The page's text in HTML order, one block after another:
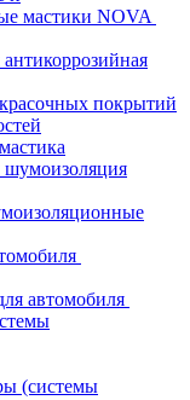
мастики NOVA
покрытий
автомобиля
(системы